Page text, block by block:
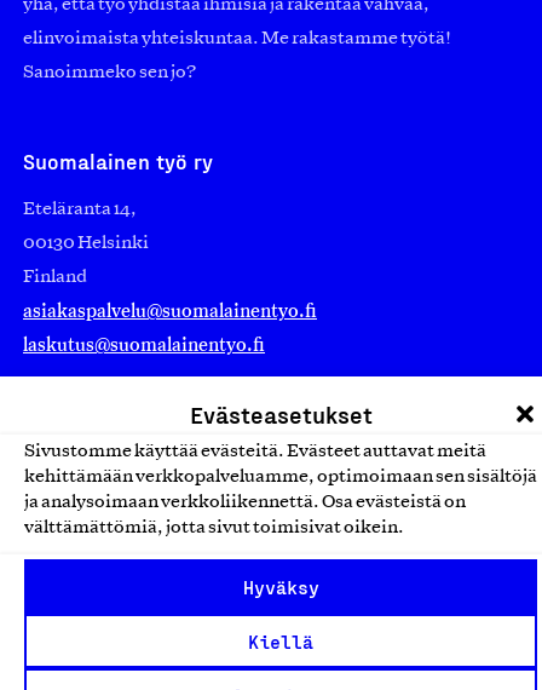
Evästeasetukset
Sivustomme käyttää evästeitä. Evästeet auttavat meitä
kehittämään verkkopalveluamme, optimoimaan sen sisältöjä
ja analysoimaan verkkoliikennettä. Osa evästeistä on
välttämättömiä, jotta sivut toimisivat oikein.
Hyväksy
Kiellä
yhä, että työ yhdistää ihmisiä ja rakentaa vahvaa,
elinvoimaista yhteiskuntaa. Me rakastamme työtä!
Sanoimmeko sen jo?
Suomalainen työ ry
Eteläranta 14,
00130 Helsinki
Finland
asiakaspalvelu@suomalainentyo.fi
laskutus@suomalainentyo.fi
Avainlippu